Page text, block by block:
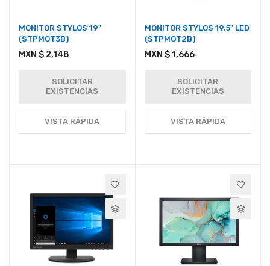
MONITOR STYLOS 19"
(STPMOT3B)
MXN $ 2,148
SOLICITAR
EXISTENCIAS
VISTA RÁPIDA
MONITOR STYLOS 19.5" LED
(STPMOT2B)
MXN $ 1,666
SOLICITAR
EXISTENCIAS
VISTA RÁPIDA